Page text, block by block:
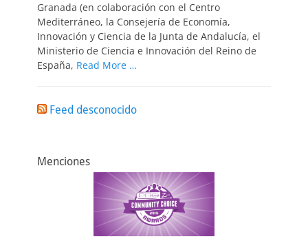
Granada (en colaboración con el Centro
Mediterráneo, la Consejería de Economía,
Innovación y Ciencia de la Junta de Andalucía, el
Ministerio de Ciencia e Innovación del Reino de
España, Read More …
Feed desconocido
Menciones